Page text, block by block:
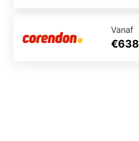
Vanaf
€638